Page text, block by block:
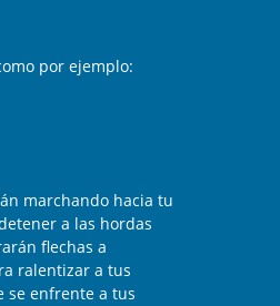
por ejemplo:
marchando hacia tu
a las hordas
flechas a
ralentizar a tus
se enfrente a tus